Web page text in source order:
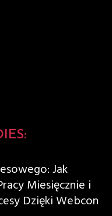
Jak
Miesięcznie i
Dzięki Webcon